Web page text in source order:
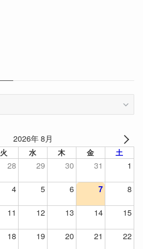
2026年 8月
火 水 木 金 土
28 29 30 31
1
4 5 6 7
8
11 12 13 14
15
18 19 20 21
22